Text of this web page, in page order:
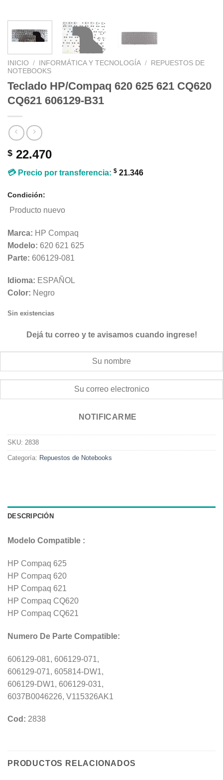
INICIO / INFORMÁTICA Y TECNOLOGÍA /
REPUESTOS DE
NOTEBOOKS
Teclado HP/Compaq 620 625 621 CQ620
CQ621 606129-B31
$ 22.470
💳 Precio por transferencia: $ 21.346
Condición:
Producto nuevo
Marca: HP Compaq
Modelo: 620 621 625
Parte: 606129-081
Idioma: ESPAÑOL
Color: Negro
Sin existencias
Dejá tu correo y te avisamos cuando ingrese!
NOTIFICARME
SKU: 2838
Categoría: Repuestos de Notebooks
DESCRIPCIÓN
Modelo Compatible :
HP Compaq 625
HP Compaq 620
HP Compaq 621
HP Compaq CQ620
HP Compaq CQ621
Numero De Parte Compatible:
606129-081, 606129-071,
606129-071, 605814-DW1,
606129-DW1, 606129-031,
6037B0046226, V115326AK1
Cod: 2838
PRODUCTOS RELACIONADOS